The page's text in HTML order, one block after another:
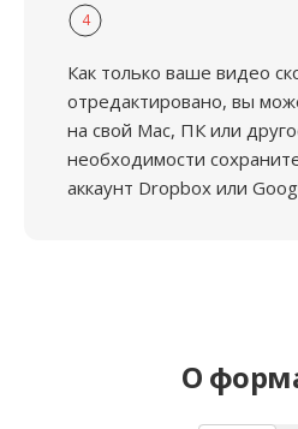
4
Как только ваше видео
отредактировано, вы
на свой Mac, ПК или
необходимости
аккаунт Dropbox или
О